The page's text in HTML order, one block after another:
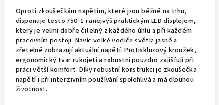
Oproti zkoušečkám napětím, které jsou běžně na trhu,
disponuje testo 750-1 nanejvýš praktickým LED displejem,
který je velmi dobře čitelný z každého úhlu a při každém
pracovním postoji. Navíc velké vodiče světla jasně a
zřetelně zobrazují aktuální napětí. Protiskluzový kroužek,
ergonomický tvar rukojeti a robustní pouzdro zajišťují při
práci větší komfort. Díky robustní konstrukci je zkoušečka
napětí i při intenzivním používání spolehlivá a má dlouhou
životnost.